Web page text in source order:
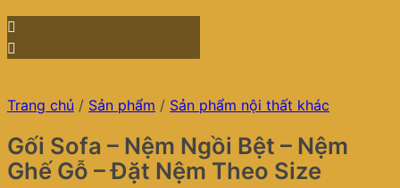
Trang chủ / Sản phẩm / Sản phẩm nội thất khác
Gối Sofa – Nệm Ngồi Bệt – Nệm
Ghế Gỗ – Đặt Nệm Theo Size